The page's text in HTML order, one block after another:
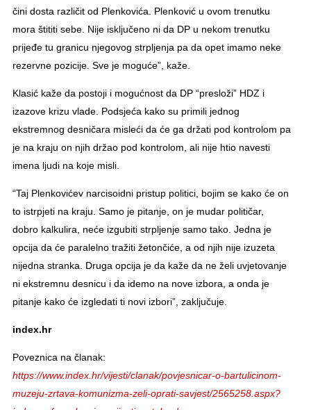
čini dosta različit od Plenkovića. Plenković u ovom trenutku
mora štititi sebe. Nije isključeno ni da DP u nekom trenutku
prijeđe tu granicu njegovog strpljenja pa da opet imamo neke
rezervne pozicije. Sve je moguće”, kaže.
Klasić kaže da postoji i mogućnost da DP “presloži” HDZ i
izazove krizu vlade. Podsjeća kako su primili jednog
ekstremnog desničara misleći da će ga držati pod kontrolom pa
je na kraju on njih držao pod kontrolom, ali nije htio navesti
imena ljudi na koje misli.
“Taj Plenkovićev narcisoidni pristup politici, bojim se kako će on
to istrpjeti na kraju. Samo je pitanje, on je mudar političar,
dobro kalkulira, neće izgubiti strpljenje samo tako. Jedna je
opcija da će paralelno tražiti žetončiće, a od njih nije izuzeta
nijedna stranka. Druga opcija je da kaže da ne želi uvjetovanje
ni ekstremnu desnicu i da idemo na nove izbora, a onda je
pitanje kako će izgledati ti novi izbori”, zaključuje.
index.hr
Poveznica na članak:
https://www.index.hr/vijesti/clanak/povjesnicar-o-bartulicinom-
muzeju-zrtava-komunizma-zeli-oprati-savjest/2565258.aspx?